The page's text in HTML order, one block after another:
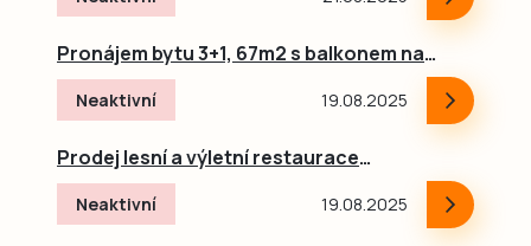
Pronájem bytu 3+1, 67m2 s balkonem na
Sídlišti Nad Lužnicí v Táboře
Neaktivní 19.08.2025
Prodej lesní a výletní restaurace
Harrachovky v údolí Lužnice u Tábora,
tábořiště a penzion.
Neaktivní 19.08.2025